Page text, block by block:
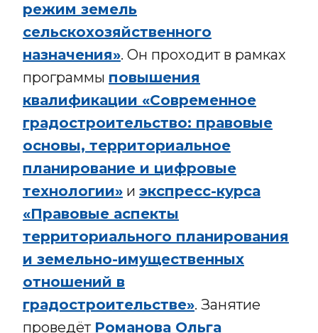
режим земель
сельскохозяйственного
назначения». Он проходит в рамках
программы повышения
квалификации «Современное
градостроительство: правовые
основы, территориальное
планирование и цифровые
технологии» и экспресс-курса
«Правовые аспекты
территориального планирования
и земельно-имущественных
отношений в
градостроительстве». Занятие
проведёт Романова Ольга